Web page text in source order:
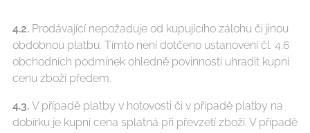
4.2. Prodávající nepožaduje od kupujícího zálohu či jinou
obdobnou platbu. Tímto není dotčeno ustanovení čl. 4.6
obchodních podmínek ohledně povinnosti uhradit kupní
cenu zboží předem.
4.3. V případě platby v hotovosti či v případě platby na
dobírku je kupní cena splatná při převzetí zboží. V případě